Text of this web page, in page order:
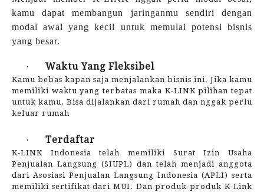
kamu dapat membangun jaringanmu sendiri dengan
modal awal yang kecil untuk memulai potensi bisnis
yang besar.
· Waktu Yang Fleksibel
Kamu bebas kapan saja menjalankan bisnis ini. Jika kamu
memiliki waktu yang terbatas maka K-LINK pilihan tepat
untuk kamu. Bisa dijalankan dari rumah dan nggak perlu
keluar rumah
· Terdaftar
K-LINK Indonesia telah memiliki Surat Izin Usaha
Penjualan Langsung (SIUPL) dan telah menjadi anggota
dari Asosiasi Penjualan Langsung Indonesia (APLI) serta
memiliki sertifikat dari MUI. Dan produk-produk K-Link